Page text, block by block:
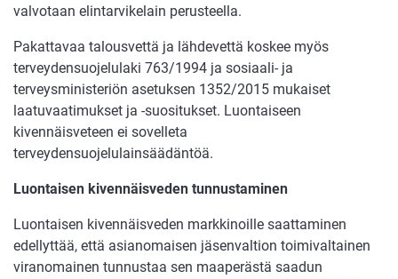
valvotaan elintarvikelain perusteella.
Pakattavaa talousvettä ja lähdevettä koskee myös
terveydensuojelulaki 763/1994 ja sosiaali- ja
terveysministeriön asetuksen 1352/2015 mukaiset
laatuvaatimukset ja -suositukset. Luontaiseen
kivennäisveteen ei sovelleta
terveydensuojelulainsäädäntöä.
Luontaisen kivennäisveden tunnustaminen
Luontaisen kivennäisveden markkinoille saattaminen
edellyttää, että asianomaisen jäsenvaltion toimivaltainen
viranomainen tunnustaa sen maaperästä saadun